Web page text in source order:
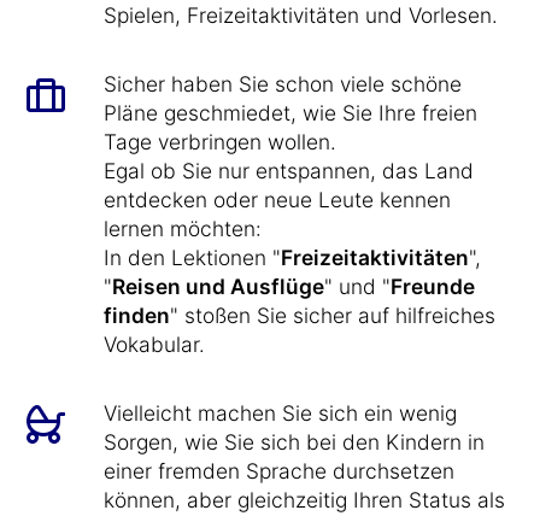
Spielen, Freizeitaktivitäten und Vorlesen.
Sicher haben Sie schon viele schöne
Pläne geschmiedet, wie Sie Ihre freien
Tage verbringen wollen.
Egal ob Sie nur entspannen, das Land
entdecken oder neue Leute kennen
lernen möchten:
In den Lektionen "Freizeitaktivitäten",
"Reisen und Ausflüge" und "Freunde
finden" stoßen Sie sicher auf hilfreiches
Vokabular.
Vielleicht machen Sie sich ein wenig
Sorgen, wie Sie sich bei den Kindern in
einer fremden Sprache durchsetzen
können, aber gleichzeitig Ihren Status als